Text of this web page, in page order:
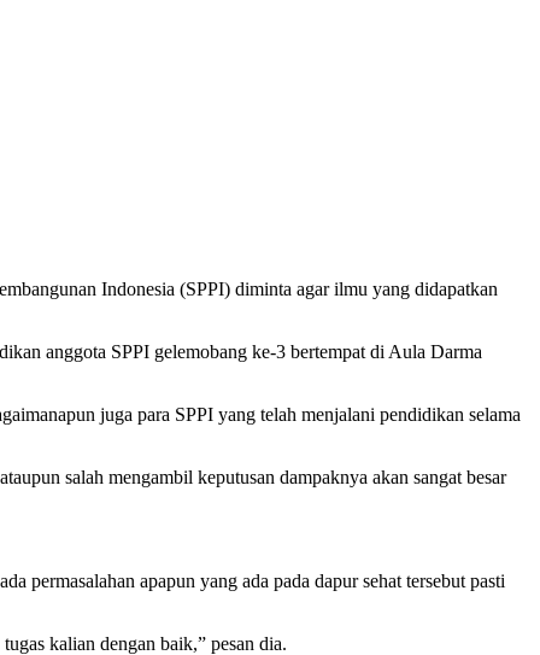
Indonesia (SPPI) diminta agar ilmu yang didapatkan
anggota SPPI gelemobang ke-3 bertempat di Aula Darma
juga para SPPI yang telah menjalani pendidikan selama
salah mengambil keputusan dampaknya akan sangat besar
permasalahan apapun yang ada pada dapur sehat tersebut pasti
kalian dengan baik,” pesan dia.